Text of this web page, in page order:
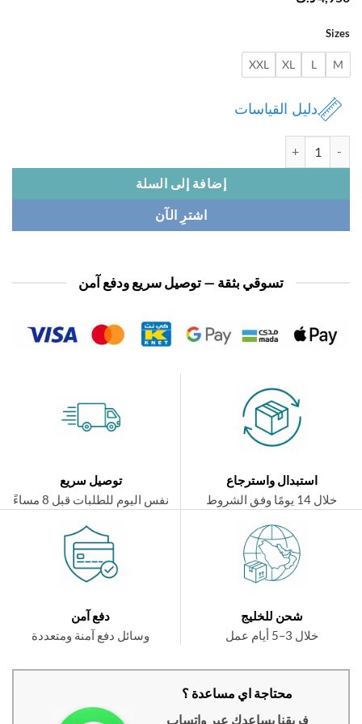
L
XL
XXL
دليل القياسات
إضافة إلى السلة
اشترِ الآن
تسوقي بثقة — توصيل سريع ودفع آمن
استبدال واسترجاع
توصيل سريع
نفس اليوم للطلبات قبل 8 مساءً
شحن للخليج
دفع آمن
وسائل دفع آمنة ومتعددة
محتاجة اي مساعدة ؟
فريقنا يساعدك عبر واتساب